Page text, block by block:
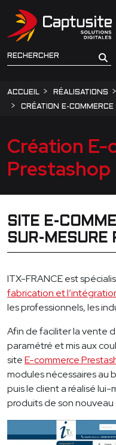
ACCUEIL RÉALISATIONS
CRÉATION E-
Création E-
SITE E-
SUR-MESURE
ITX-FRANCE est
fabrication et
les professionnels, les
Afin de faciliter la vente
paramétré et mis aux
siteE-commerce
modules nécessaires
puis le client a réalisé
produits de son